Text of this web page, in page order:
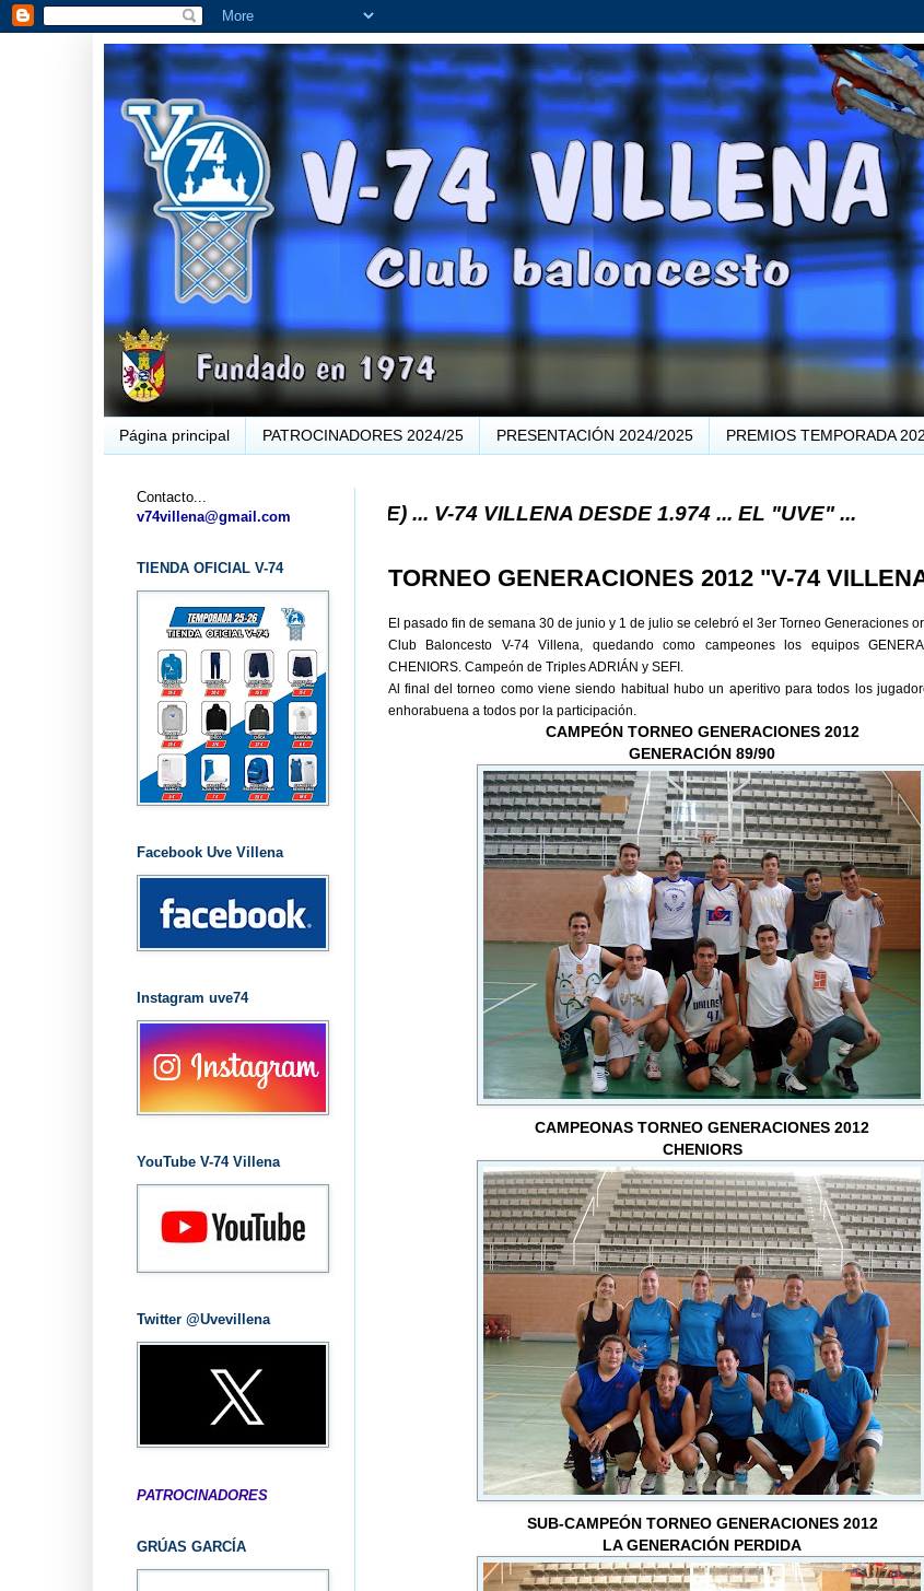
Página principal PATROCINADORES 2024/25 PRESENTACIÓN 2024/2025 PREMIOS TEMPORADA
74 VILLENA (ALICANTE) ... V-74 VILLENA DESDE 1.974 ... EL "UVE" ...
TORNEO GENERACIONES 2012 "V-74
El pasado fin de semana 30 de junio y 1 de julio se celebró el 3er Torneo Generaciones
Club Baloncesto V-74 Villena, quedando como campeones los equipos
CHENIORS. Campeón de Triples ADRIÁN y SEFI.
Al final del torneo como viene siendo habitual hubo un aperitivo para todos los
enhorabuena a todos por la participación.
CAMPEÓN TORNEO GENERACIONES 2012
GENERACIÓN 89/90
CAMPEONAS TORNEO GENERACIONES 2012
CHENIORS
SUB-CAMPEÓN TORNEO GENERACIONES 2012
LA GENERACIÓN PERDIDA
Contacto...
v74villena@gmail.com
TIENDA OFICIAL V-74
Facebook Uve Villena
Instagram uve74
YouTube V-74 Villena
Twitter @Uvevillena
PATROCINADORES
GRÚAS GARCÍA